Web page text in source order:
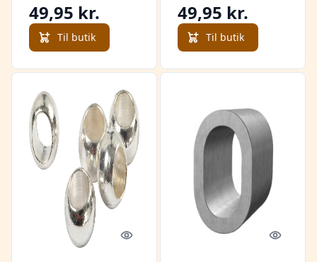
49,95 kr.
Til butik
49,95 kr.
Til butik
Quick look Quick